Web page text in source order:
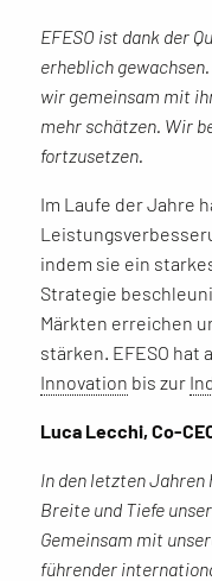
EFESO ist dank der
erheblich
wir gemeinsam mit
mehr schätzen. Wir
fortzusetzen.
Im Laufe der Jahre
indem sie ein
Strategie
Märkten erreichen
stärken. EFESO
Innovation bis zur
Luca Lecchi, Co-
In den letzten Jahren
Breite und Tiefe
Gemeinsam mit
führender